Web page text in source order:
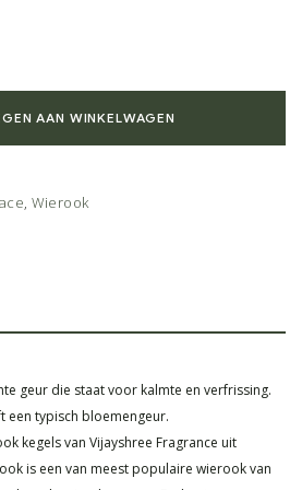
AAN WINKELWAGEN
, Wierook
geur die staat voor kalmte en verfrissing.
een typisch bloemengeur.
kegels van Vijayshree Fragrance uit
is een van meest populaire wierook van